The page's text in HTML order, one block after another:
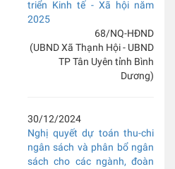
triển Kinh tế - Xã hội năm
2025
68/NQ-HĐND
(UBND Xã Thạnh Hội - UBND
TP Tân Uyên tỉnh Bình
Dương)
30/12/2024
Nghị quyết dự toán thu-chi
ngân sách và phân bổ ngân
sách cho các ngành, đoàn